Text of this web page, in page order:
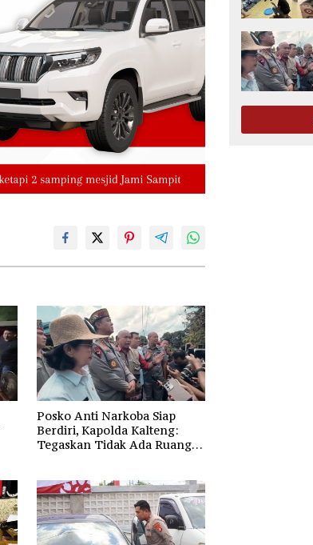
Posko Anti Narkoba Siap
Berdiri, Kapolda Kalteng:
Tegaskan Tidak Ada Ruang